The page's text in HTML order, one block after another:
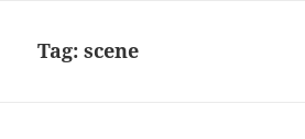
Tag:scene